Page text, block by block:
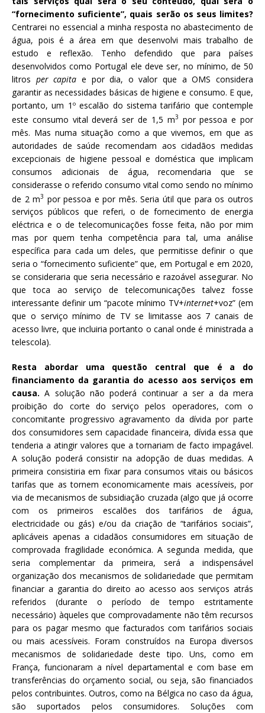
“fornecimento suficiente”, quais serão os seus limites?
Centrarei no essencial a minha resposta no abastecimento de
água, pois é a área em que desenvolvi mais trabalho de
estudo e reflexão. Tenho defendido que para países
desenvolvidos como Portugal ele deve ser, no mínimo, de 50
litros per capita e por dia, o valor que a OMS considera
garantir as necessidades básicas de higiene e consumo. E que,
portanto, um 1º escalão do sistema tarifário que contemple
este consumo vital deverá ser de 1,5 m3 por pessoa e por
mês. Mas numa situação como a que vivemos, em que as
autoridades de saúde recomendam aos cidadãos medidas
excepcionais de higiene pessoal e doméstica que implicam
consumos adicionais de água, recomendaria que se
considerasse o referido consumo vital como sendo no mínimo
de 2 m3 por pessoa e por mês. Seria útil que para os outros
serviços públicos que referi, o de fornecimento de energia
eléctrica e o de telecomunicações fosse feita, não por mim
mas por quem tenha competência para tal, uma análise
específica para cada um deles, que permitisse definir o que
seria o “fornecimento suficiente” que, em Portugal e em 2020,
se consideraria que seria necessário e razoável assegurar. No
que toca ao serviço de telecomunicações talvez fosse
interessante definir um “pacote mínimo TV+internet+voz” (em
que o serviço mínimo de TV se limitasse aos 7 canais de
acesso livre, que incluiria portanto o canal onde é ministrada a
telescola).
Resta abordar uma questão central que é a do
financiamento da garantia do acesso aos serviços em
causa. A solução não poderá continuar a ser a da mera
proibição do corte do serviço pelos operadores, com o
concomitante progressivo agravamento da dívida por parte
dos consumidores sem capacidade financeira, dívida essa que
tenderia a atingir valores que a tornariam de facto impagável.
A solução poderá consistir na adopção de duas medidas. A
primeira consistiria em fixar para consumos vitais ou básicos
tarifas que as tornem economicamente mais acessíveis, por
via de mecanismos de subsidiação cruzada (algo que já ocorre
com os primeiros escalões dos tarifários de água,
electricidade ou gás) e/ou da criação de “tarifários sociais”,
aplicáveis apenas a cidadãos consumidores em situação de
comprovada fragilidade económica. A segunda medida, que
seria complementar da primeira, será a indispensável
organização dos mecanismos de solidariedade que permitam
financiar a garantia do direito ao acesso aos serviços atrás
referidos (durante o período de tempo estritamente
necessário) àqueles que comprovadamente não têm recursos
para os pagar mesmo que facturados com tarifários sociais
ou mais acessíveis. Foram construídos na Europa diversos
mecanismos de solidariedade deste tipo. Uns, como em
França, funcionaram a nível departamental e com base em
transferências do orçamento social, ou seja, são financiados
pelos contribuintes. Outros, como na Bélgica no caso da água,
são suportados pelos consumidores. Soluções com